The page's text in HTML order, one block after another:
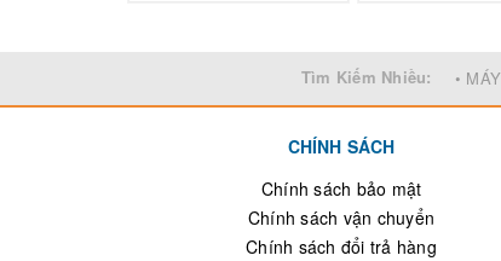
Tìm Kiếm Nhiều: •
CHÍNH SÁCH
Chính sách bảo mật
Chính sách vận chuyển
Chính sách đổi trả hàng